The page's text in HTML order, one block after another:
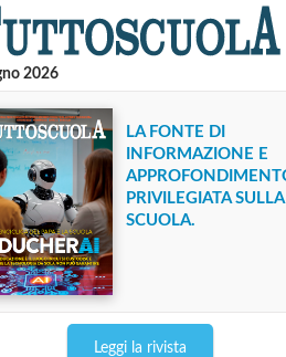
2026
LA FONTE DI
INFORMAZIONE E
PRIVILEGIATA SULLA
SCUOLA.
Leggi la rivista